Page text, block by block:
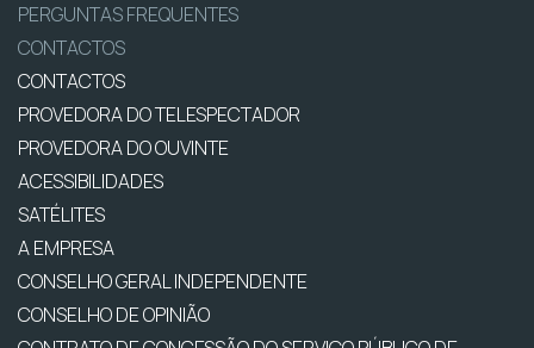
PERGUNTAS FREQUENTES
CONTACTOS
CONTACTOS
PROVEDORA DO TELESPECTADOR
PROVEDORA DO OUVINTE
ACESSIBILIDADES
SATÉLITES
A EMPRESA
CONSELHO GERAL INDEPENDENTE
CONSELHO DE OPINIÃO